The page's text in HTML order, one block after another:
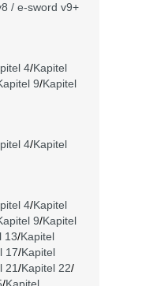
/ e-sword v9+
4/Kapitel
9/Kapitel
4/Kapitel
4/Kapitel
9/Kapitel
13/Kapitel
17/Kapitel
21/Kapitel 22/